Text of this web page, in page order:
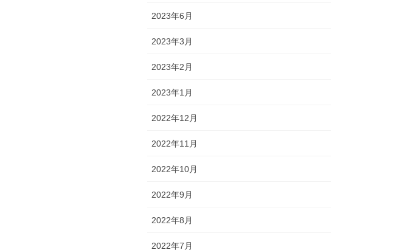
2023年6月
2023年3月
2023年2月
2023年1月
2022年12月
2022年11月
2022年10月
2022年9月
2022年8月
2022年7月